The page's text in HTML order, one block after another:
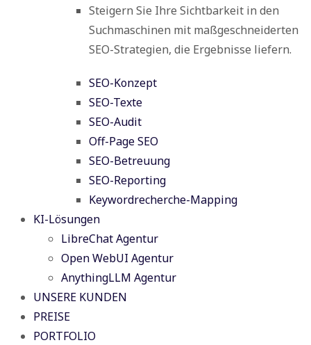
Steigern Sie Ihre Sichtbarkeit in den
Suchmaschinen mit maßgeschneiderten
SEO-Strategien, die Ergebnisse liefern.
SEO-Konzept
SEO-Texte
SEO-Audit
Off-Page SEO
SEO-Betreuung
SEO-Reporting
Keywordrecherche-Mapping
KI-Lösungen
LibreChat Agentur
Open WebUI Agentur
AnythingLLM Agentur
UNSERE KUNDEN
PREISE
PORTFOLIO